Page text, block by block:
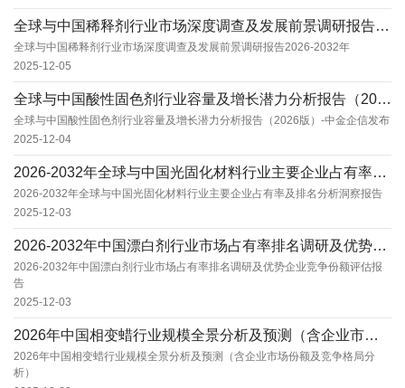
全球与中国稀释剂行业市场深度调查及发展前景调研报告2026-2032年
全球与中国稀释剂行业市场深度调查及发展前景调研报告2026-2032年
2025-12-05
全球与中国酸性固色剂行业容量及增长潜力分析报告（2026版）-中金企信发布
全球与中国酸性固色剂行业容量及增长潜力分析报告（2026版）-中金企信发布
2025-12-04
2026-2032年全球与中国光固化材料行业主要企业占有率及排名分析洞察报告
2026-2032年全球与中国光固化材料行业主要企业占有率及排名分析洞察报告
2025-12-03
2026-2032年中国漂白剂行业市场占有率排名调研及优势企业竞争份额评估报告
2026-2032年中国漂白剂行业市场占有率排名调研及优势企业竞争份额评估报
告
2025-12-03
2026年中国相变蜡行业规模全景分析及预测（含企业市场份额及竞争格局分析）
2026年中国相变蜡行业规模全景分析及预测（含企业市场份额及竞争格局分
析）